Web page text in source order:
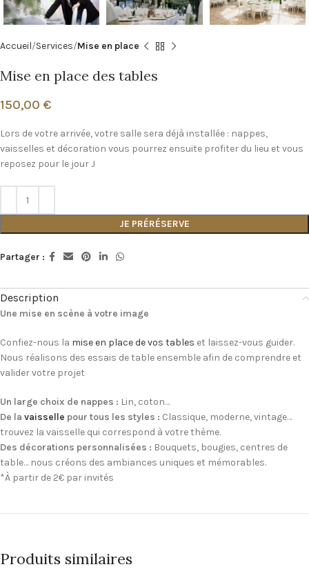
Accueil Services Mise en place
Mise en place des tables
150,00 €
Lors de votre arrivée, votre salle sera déjà installée : nappes,
vaisselles et décoration vous pourrez ensuite profiter du lieu et vous
reposez pour le jour J
JE PRÉRÉSERVE
Partager :
Description
Une mise en scène à votre image
Confiez-nous la mise en place de vos tables et laissez-vous guider.
Nous réalisons des essais de table ensemble afin de comprendre et
valider votre projet
Un large choix de nappes : Lin, coton…
De la vaisselle pour tous les styles : Classique, moderne, vintage…
trouvez la vaisselle qui correspond à votre thème.
Des décorations personnalisées : Bouquets, bougies, centres de
table… nous créons des ambiances uniques et mémorables.
*À partir de 2€ par invités
Produits similaires